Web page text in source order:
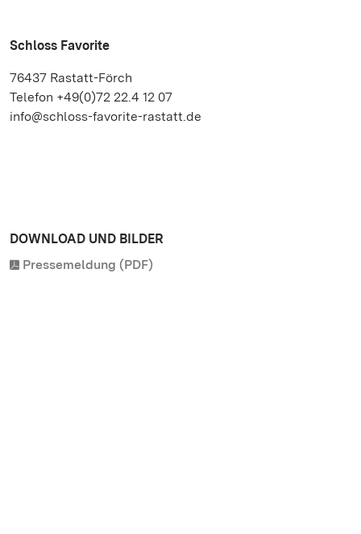
Schloss Favorite
76437 Rastatt-Förch
Telefon +49(0)72 22.4 12 07
info@schloss-favorite-rastatt.de
DOWNLOAD UND BILDER
Pressemeldung (PDF)